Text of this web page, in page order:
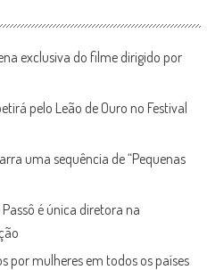
exclusiva do filme dirigido por
pelo Leão de Ouro no Festival
uma sequência de “Pequenas
é única diretora na
por mulheres em todos os países